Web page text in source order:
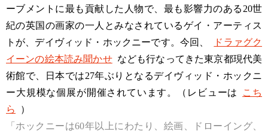
ーブメントに最も貢献した人物で、最も影響力のある20世
紀の英国の画家の一人とみなされているゲイ・アーティス
トが、デイヴィッド・ホックニーです。今回、
ドラァグク
イーンの絵本読み聞かせ なども行なってきた東京都現代美
術館で、日本では27年ぶりとなるデイヴィッド・ホックニ
ー大規模な個展が開催されています。（レビューは
こち
ら
）
「ホックニーは60年以上にわたり、絵画、ドローイング、